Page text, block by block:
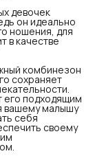
девочек
он идеально
ношения, для
в качестве
комбинезон
сохраняет
его подходящим
вашему малышу
себя
своему